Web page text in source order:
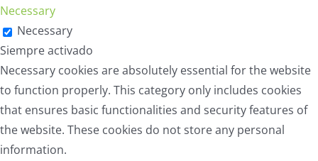
Necessary
Necessary
Siempre activado
Necessary cookies are absolutely essential for the website
to function properly. This category only includes cookies
that ensures basic functionalities and security features of
the website. These cookies do not store any personal
information.